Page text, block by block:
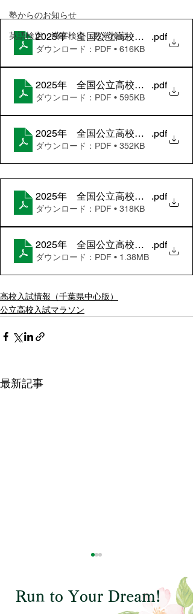
塾からのお知らせ
英語検定 漢字検定 数学検定
2025年 全国公立高校入試分析 理
.pdf
ダウンロード：PDF • 616KB
2025年 全国公立高校入試分析 国
.pdf
ダウンロード：PDF • 595KB
2025年 全国公立高校入試分析 数
.pdf
ダウンロード：PDF • 352KB
2025年 全国公立高校入試分析 社
.pdf
ダウンロード：PDF • 318KB
2025年 全国公立高校入試分析 英
.pdf
ダウンロード：PDF • 1.38MB
高校入試情報（千葉県中心版）
公立高校入試マラソン
最新記事
Run to Your Dream!